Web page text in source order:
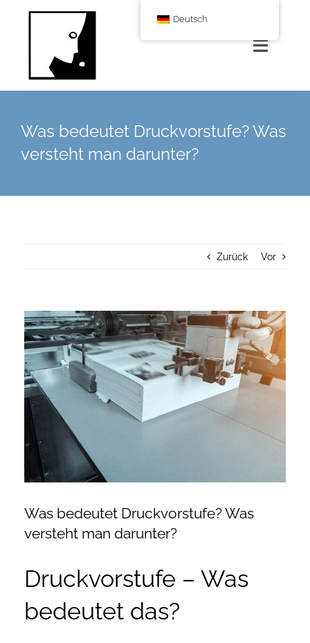
Über uns
Onlineshop Angebote
Newsletter
Kontakt
Datenschutzerklärung
Impressum
Was bedeutet Druckvorstufe? Was
versteht man darunter?
Zurück Vor
Zeige
grösseres
Bild
Was bedeutet Druckvorstufe? Was
versteht man darunter?
Druckvorstufe – Was
bedeutet das?
Deutsch